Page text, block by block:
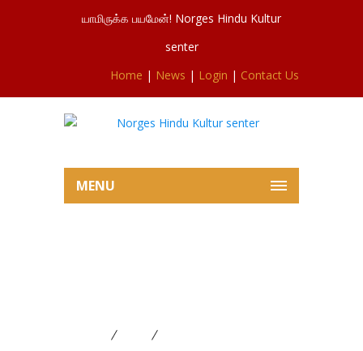
யாமிருக்க பயமேன்! Norges Hindu Kultur
senter
Home | News | Login | Contact Us
MENU